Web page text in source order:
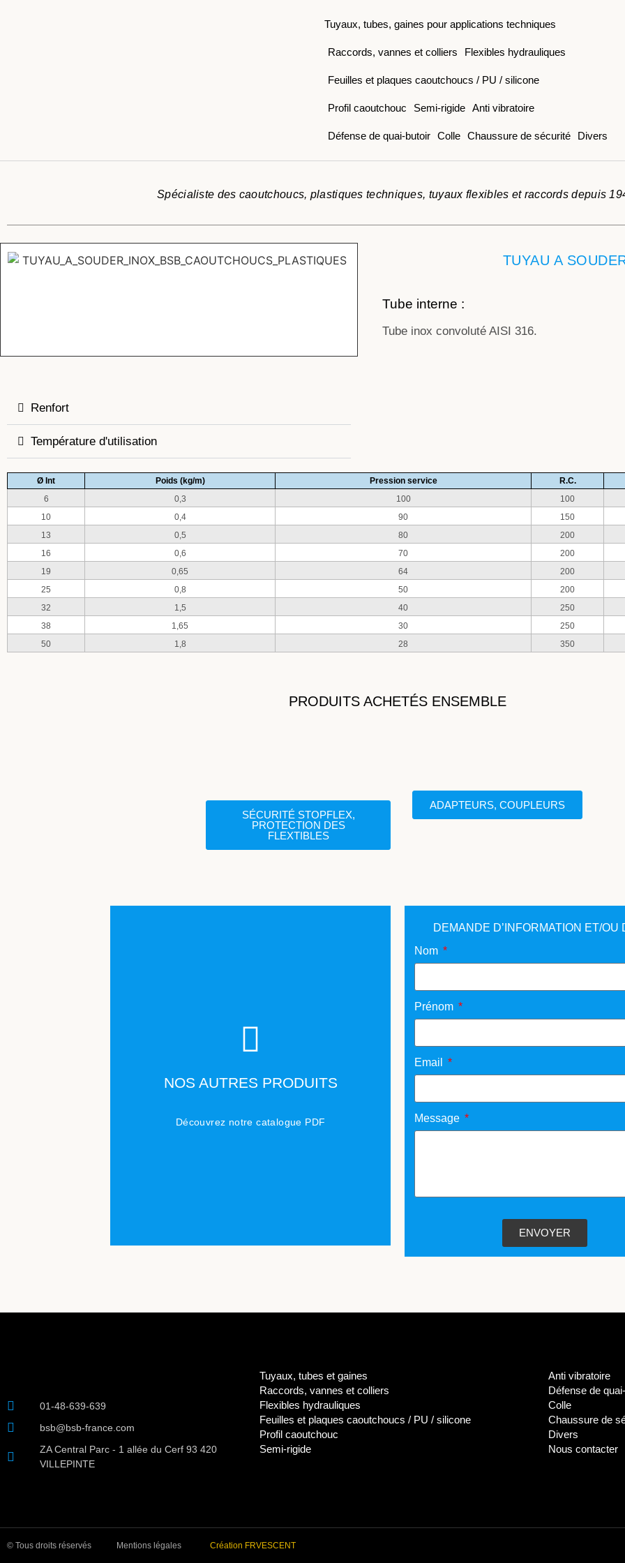
Tuyaux, tubes, gaines pour applications techniques
Raccords, vannes et colliers Flexibles hydrauliques
Feuilles et plaques caoutchoucs / PU / silicone
Profil caoutchouc Semi-rigide Anti vibratoire
Défense de quai-butoir Colle Chaussure de sécurité Divers
Spécialiste des caoutchoucs, plastiques techniques, tuyaux flexibles et raccords depuis
TUYAU A
Tube interne :
Tube inox convoluté AISI 316.
Renfort
Température d'utilisation
Ø Int Poids (kg/m) Pression service R.C.
6
0,3 100 100
10
0,4 90 150
13
0,5 80 200
16
0,6 70 200
19
0,65 64 200
25
0,8 50 200
32
1,5 40 250
38
1,65 30 250
50
1,8 28 350
PRODUITS ACHETÉS ENSEMBLE
SÉCURITÉ STOPFLEX,
PROTECTION DES
FLEXTIBLES
ADAPTEURS, COUPLEURS
NOS AUTRES PRODUITS
Découvrez notre catalogue PDF
TÉLÉCHARGER
DEMANDE D’INFORMATION ET/OU
Nom
Prénom
Email
Message
ENVOYER
01-48-639-639
bsb@bsb-france.com
ZA Central Parc - 1 allée du Cerf 93 420
VILLEPINTE
Tuyaux, tubes et gaines
Raccords, vannes et colliers
Flexibles hydrauliques
Feuilles et plaques caoutchoucs / PU / silicone
Profil caoutchouc
Semi-rigide
Anti vibratoire
Défense de
Colle
Chaussure de
Divers
Nous contacter
© Tous droits réservés Mentions légales Création FRVESCENT